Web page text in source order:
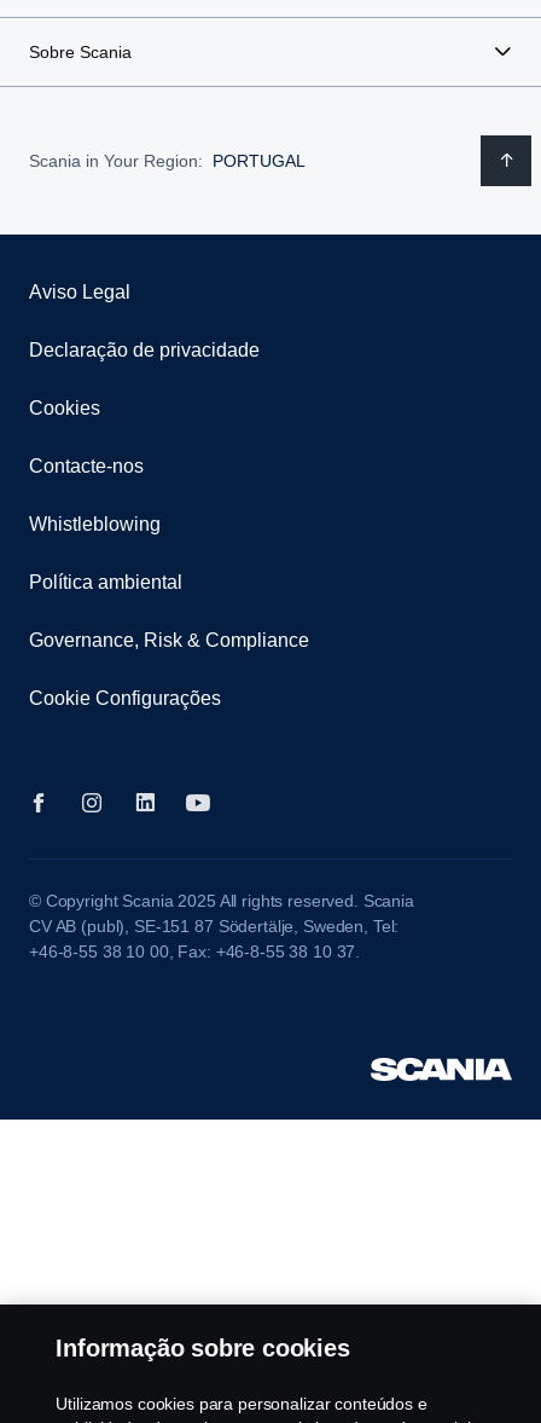
Sobre Scania
Scania in Your Region: PORTUGAL
Aviso Legal
Declaração de privacidade
Cookies
Contacte-nos
Whistleblowing
Política ambiental
Governance, Risk & Compliance
Cookie Configurações
© Copyright Scania 2025 All rights reserved. Scania
CV AB (publ), SE-151 87 Södertälje, Sweden, Tel:
+46-8-55 38 10 00, Fax: +46-8-55 38 10 37.
Informação sobre cookies
Utilizamos cookies para personalizar conteúdos e